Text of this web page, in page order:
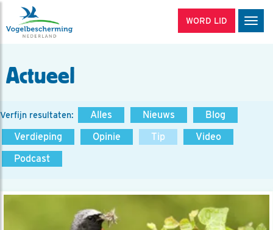
WORD LID
Actueel
Verfijn resultaten: Alles Nieuws
Blog
Verdieping
Opinie Tip
Video
Podcast